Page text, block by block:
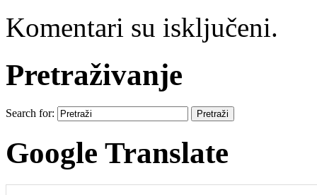
Komentari su isključeni.
Pretraživanje
Search for:
Google Translate